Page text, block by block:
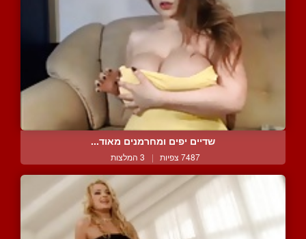
שדיים יפים ומחרמנים מאוד...
7487 צפיות | 3 המלצות